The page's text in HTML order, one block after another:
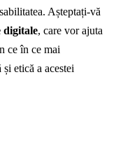
Așteptați-vă
digitale, care vor ajuta
ce în ce mai
etică a acestei